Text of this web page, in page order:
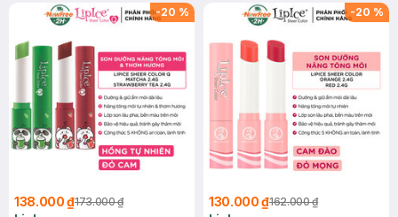
-20 %
138.000 ₫173.000 ₫
-20 %
130.000 ₫162.000 ₫